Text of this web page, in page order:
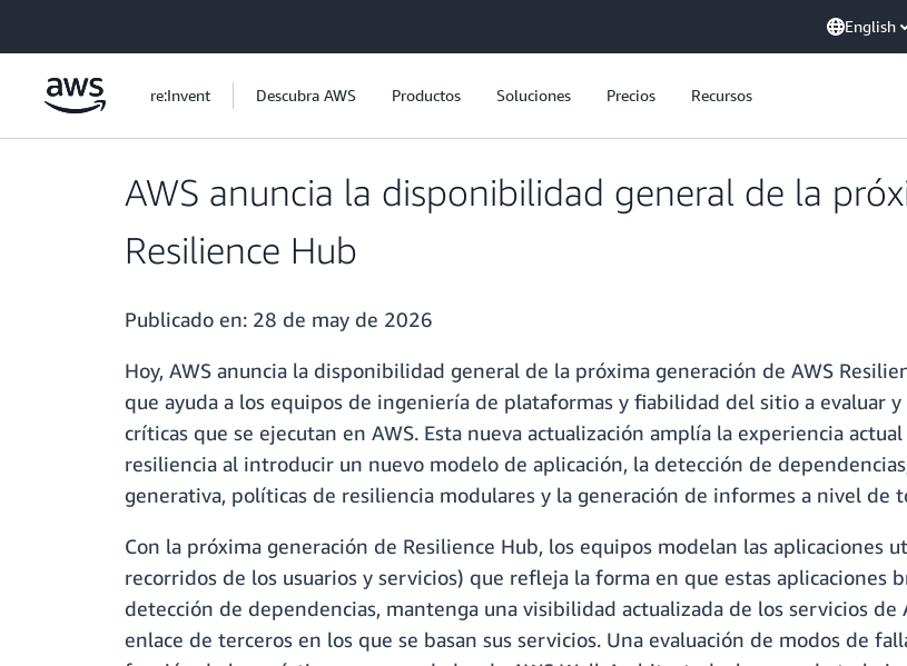
English
re:Invent Descubra AWS Productos Soluciones Precios Recursos
AWS anuncia la disponibilidad general de la
Resilience Hub
Publicado en: 28 de may de 2026
Hoy, AWS anuncia la disponibilidad general de la próxima generación de AWS
que ayuda a los equipos de ingeniería de plataformas y fiabilidad del sitio a evaluar
críticas que se ejecutan en AWS. Esta nueva actualización amplía la experiencia
resiliencia al introducir un nuevo modelo de aplicación, la detección de
generativa, políticas de resiliencia modulares y la generación de informes a nivel de
Con la próxima generación de Resilience Hub, los equipos modelan las aplicaciones
recorridos de los usuarios y servicios) que refleja la forma en que estas aplicaciones
detección de dependencias, mantenga una visibilidad actualizada de los servicios
enlace de terceros en los que se basan sus servicios. Una evaluación de modos de